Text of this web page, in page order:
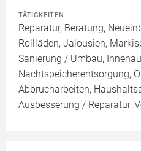
TÄTIGKEITEN
Reparatur, Beratung,
Rollläden, Jalousien,
Sanierung / Umbau,
Nachtspeicherentsorgung,
Abbrucharbeiten,
Ausbesserung / Reparatur,